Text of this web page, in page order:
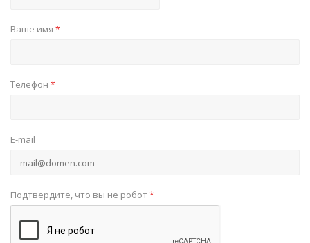
Ваше имя *
Телефон *
E-mail
Подтвердите, что вы не робот*